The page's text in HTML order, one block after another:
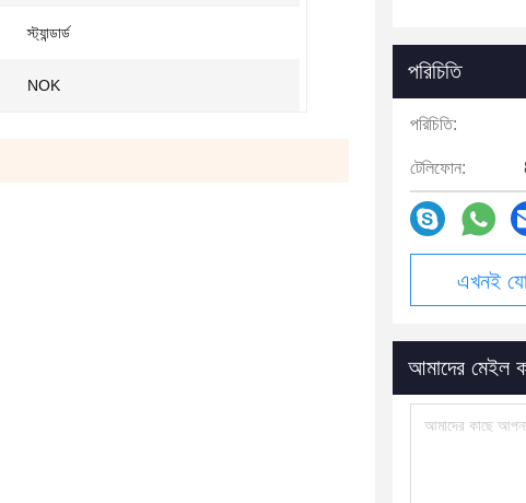
স্ট্যান্ডার্ড
NOK
পরিচিতি
পরিচিতি:
টেলিফোন:
এখনই
আমাদের মেইল